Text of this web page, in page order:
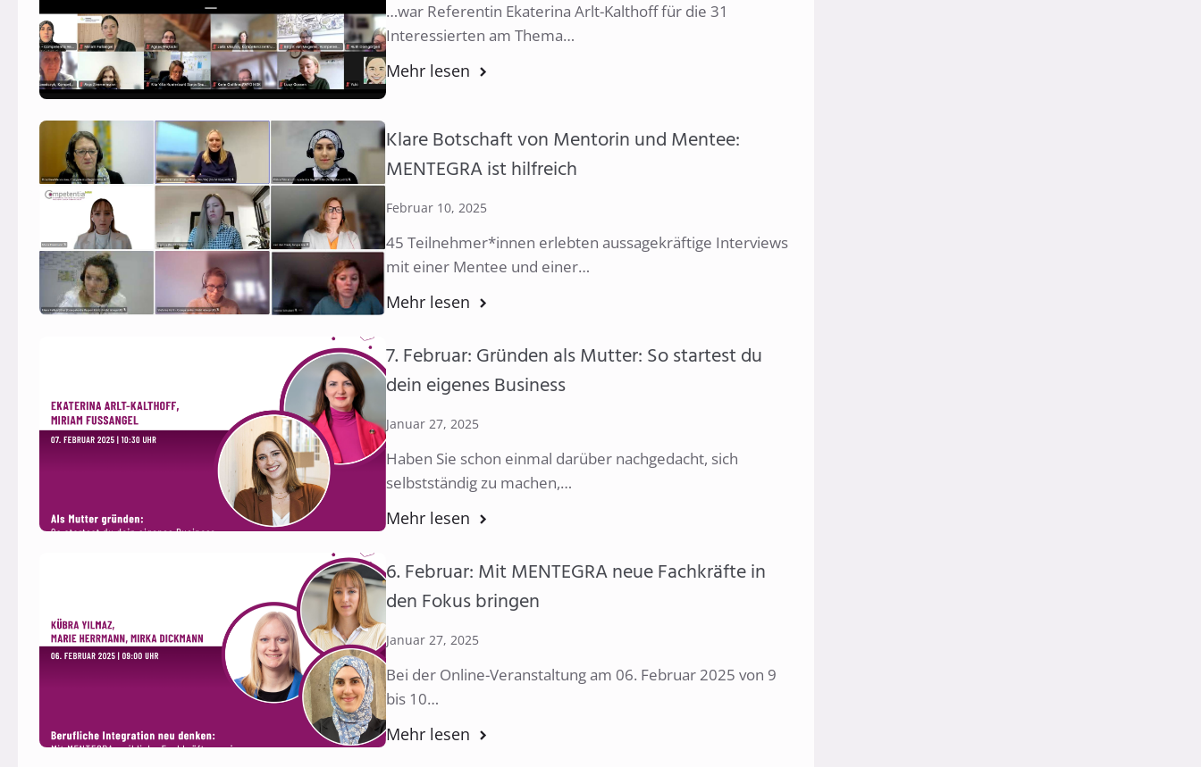
…war Referentin Ekaterina Arlt-Kalthoff für die 31
Interessierten am Thema…
Mehr lesen
Klare Botschaft von Mentorin und Mentee:
MENTEGRA ist hilfreich
Februar 10, 2025
45 Teilnehmer*innen erlebten aussagekräftige Interviews
mit einer Mentee und einer…
Mehr lesen
7. Februar: Gründen als Mutter: So startest du
dein eigenes Business
Januar 27, 2025
Haben Sie schon einmal darüber nachgedacht, sich
selbstständig zu machen,…
Mehr lesen
6. Februar: Mit MENTEGRA neue Fachkräfte in
den Fokus bringen
Januar 27, 2025
Bei der Online-Veranstaltung am 06. Februar 2025 von 9
bis 10…
Mehr lesen